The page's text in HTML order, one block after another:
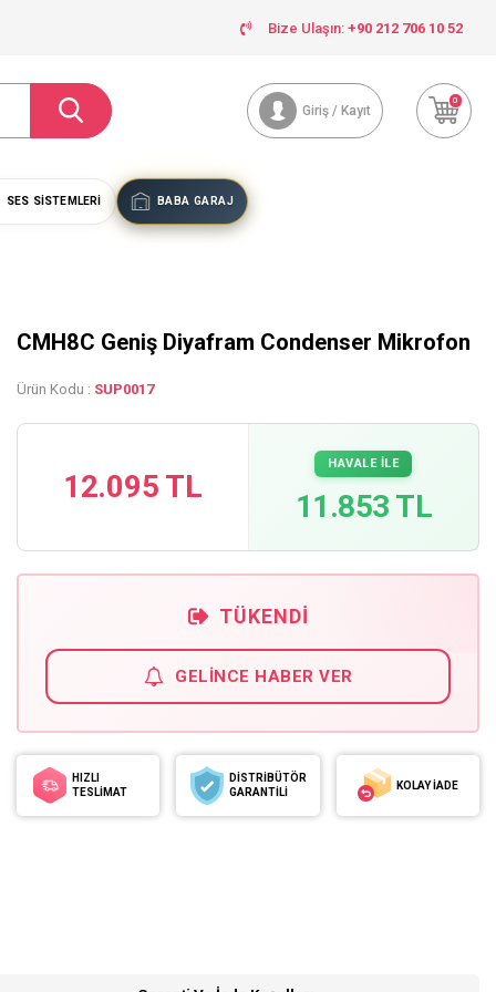
Bize Ulaşın: +90 212 706 10 52
Giriş / Kayıt
0
SES SISTEMLERI BABA GARAJ
CMH8C Geniş Diyafram Condenser Mikrofon
Ürün Kodu : SUP0017
12.095 TL
HAVALE İLE
11.853 TL
TÜKENDI
GELINCE HABER VER
HIZLI
TESLİMAT
DİSTRİBÜTÖR
GARANTİLİ
KOLAY İADE